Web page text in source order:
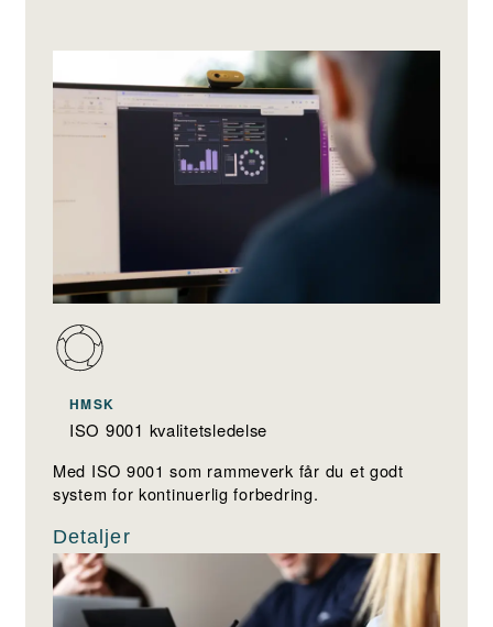
HMSK
ISO 9001 kvalitetsledelse
Med ISO 9001 som rammeverk får du et godt
system for kontinuerlig forbedring.
Detaljer